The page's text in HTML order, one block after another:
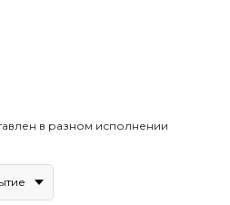
в разном исполнении